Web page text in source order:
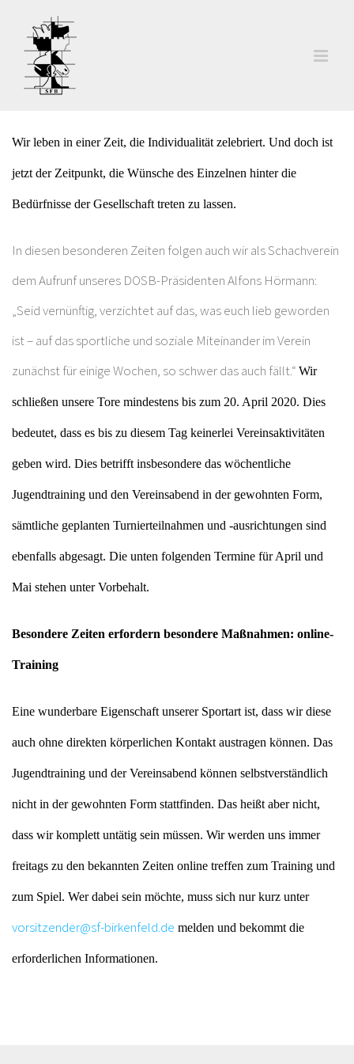
springen
Wir leben in einer Zeit, die Individualität zelebriert. Und doch ist
jetzt der Zeitpunkt, die Wünsche des Einzelnen hinter die
Bedürfnisse der Gesellschaft treten zu lassen.
In diesen besonderen Zeiten folgen auch wir als Schachverein
dem Aufrunf unseres DOSB-Präsidenten Alfons Hörmann:
„Seid vernünftig, verzichtet auf das, was euch lieb geworden
ist – auf das sportliche und soziale Miteinander im Verein
zunächst für einige Wochen, so schwer das auch fällt.“ Wir
schließen unsere Tore mindestens bis zum 20. April 2020. Dies
bedeutet, dass es bis zu diesem Tag keinerlei Vereinsaktivitäten
geben wird. Dies betrifft insbesondere das wöchentliche
Jugendtraining und den Vereinsabend in der gewohnten Form,
sämtliche geplanten Turnierteilnahmen und -ausrichtungen sind
ebenfalls abgesagt. Die unten folgenden Termine für April und
Mai stehen unter Vorbehalt.
Besondere Zeiten erfordern besondere Maßnahmen: online-
Training
Eine wunderbare Eigenschaft unserer Sportart ist, dass wir diese
auch ohne direkten körperlichen Kontakt austragen können. Das
Jugendtraining und der Vereinsabend können selbstverständlich
nicht in der gewohnten Form stattfinden. Das heißt aber nicht,
dass wir komplett untätig sein müssen. Wir werden uns immer
freitags zu den bekannten Zeiten online treffen zum Training und
zum Spiel. Wer dabei sein möchte, muss sich nur kurz unter
vorsitzender@sf-birkenfeld.de melden und bekommt die
erforderlichen Informationen.